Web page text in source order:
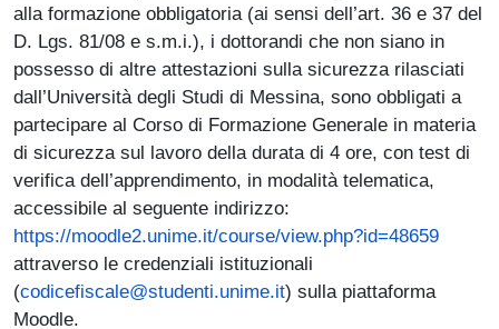
alla formazione obbligatoria (ai sensi dell’art. 36 e 37 del
D. Lgs. 81/08 e s.m.i.), i dottorandi che non siano in
possesso di altre attestazioni sulla sicurezza rilasciati
dall’Università degli Studi di Messina, sono obbligati a
partecipare al Corso di Formazione Generale in materia
di sicurezza sul lavoro della durata di 4 ore, con test di
verifica dell’apprendimento, in modalità telematica,
accessibile al seguente indirizzo:
https://moodle2.unime.it/course/view.php?id=48659
attraverso le credenziali istituzionali
(codicefiscale@studenti.unime.it) sulla piattaforma
Moodle.